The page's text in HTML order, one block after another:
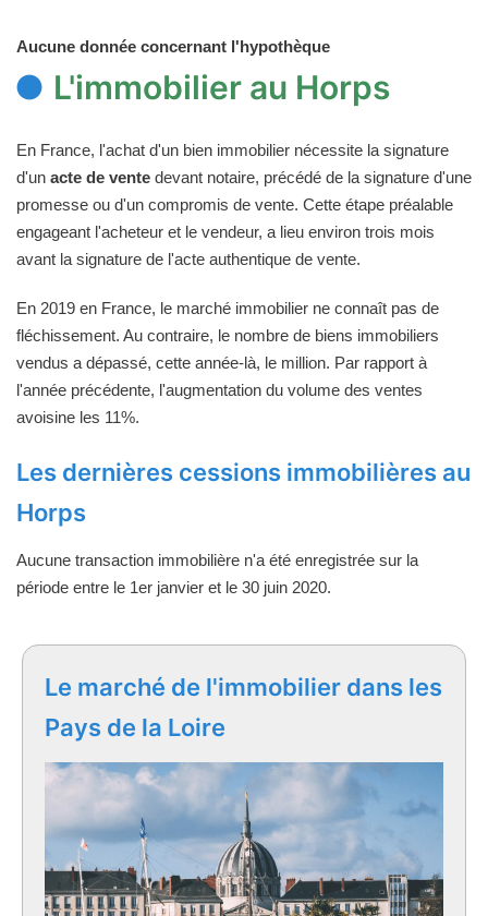
Aucune donnée concernant l'hypothèque
L'immobilier au Horps
En France, l'achat d'un bien immobilier nécessite la signature
d'un acte de vente devant notaire, précédé de la signature d'une
promesse ou d'un compromis de vente. Cette étape préalable
engageant l'acheteur et le vendeur, a lieu environ trois mois
avant la signature de l'acte authentique de vente.
En 2019 en France, le marché immobilier ne connaît pas de
fléchissement. Au contraire, le nombre de biens immobiliers
vendus a dépassé, cette année-là, le million. Par rapport à
l'année précédente, l'augmentation du volume des ventes
avoisine les 11%.
Les dernières cessions immobilières au
Horps
Aucune transaction immobilière n'a été enregistrée sur la
période entre le 1er janvier et le 30 juin 2020.
Le marché de l'immobilier dans les
Pays de la Loire